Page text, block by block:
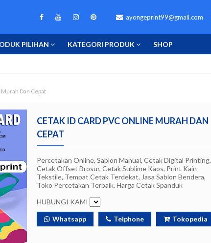
ayongeprint99@gmail.com
PILIHAN KATEGORI PRODUK SHOP
Dan Cepat
CETAK ID CARD PVC ONLINE MURAH DAN
CEPAT
Percetakan Online, Sablon Manual, Cetak Digital Printing,
Cetak Offset Brosur, Cetak Sublime Kaos, Print Kain
Tekstile, Tempat Cetak Terdekat, Jasa Sablon Bendera,
Toko Percetakan Terbaik, Harga Cetak Spanduk
HUBUNGI KAMI
Whatsapp Telphone Tokopedia